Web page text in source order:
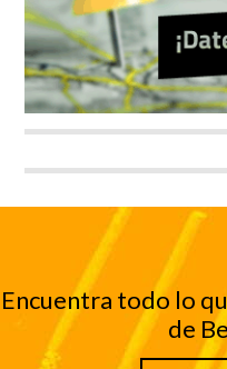
Encuentra todo lo
de